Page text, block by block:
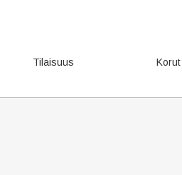
Tilaisuus Korut